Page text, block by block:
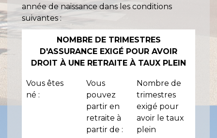
année de naissance dans les conditions
suivantes :
NOMBRE DE TRIMESTRES
D'ASSURANCE EXIGÉ POUR AVOIR
DROIT À UNE RETRAITE À TAUX PLEIN
Vous êtes
né :
Vous
pouvez
partir en
retraite à
partir de :
Nombre de
trimestres
exigé pour
avoir le taux
plein